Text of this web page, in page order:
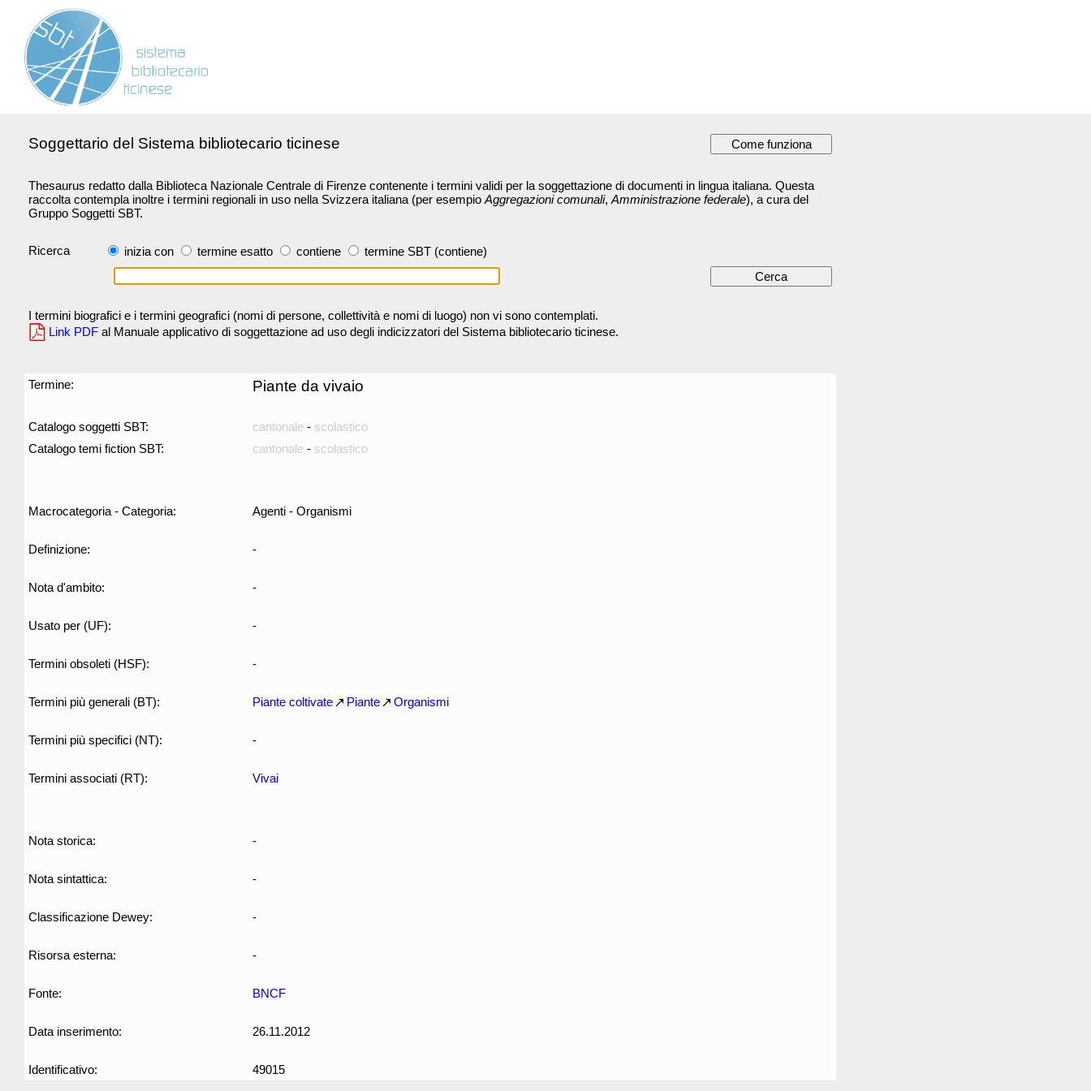
Soggettario del Sistema bibliotecario ticinese
Thesaurus redatto dalla Biblioteca Nazionale Centrale di Firenze contenente i termini validi per la soggettazione di documenti in lingua italiana. Questa
raccolta contempla inoltre i termini regionali in uso nella Svizzera italiana (per esempio Aggregazioni comunali, Amministrazione federale), a cura del
Gruppo Soggetti SBT.
Ricerca inizia con termine esatto contiene termine SBT (contiene)
I termini biografici e i termini geografici (nomi di persone, collettività e nomi di luogo) non vi sono contemplati.
Link PDF al Manuale applicativo di soggettazione ad uso degli indicizzatori del Sistema bibliotecario ticinese.
Termine: Piante da vivaio
Catalogo soggetti SBT: cantonale - scolastico
Catalogo temi fiction SBT:
cantonale - scolastico
Macrocategoria - Categoria: Agenti - Organismi
Definizione: -
Nota d'ambito: -
Usato per (UF): -
Termini obsoleti (HSF): -
Termini più generali (BT): Piante coltivate Piante Organismi
Termini più specifici (NT): -
Termini associati (RT): Vivai
Nota storica: -
Nota sintattica: -
Classificazione Dewey: -
Risorsa esterna: -
Fonte: BNCF
Data inserimento: 26.11.2012
Identificativo: 49015